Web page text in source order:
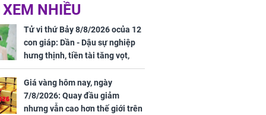
đường đi
khu công
Thần
bếp chill của nhà mới -
cạnh biệt thự bầu Hiển
NHIỀU
Tử vi thứ Bảy 8/8/2026 ocủa 12
con giáp: Dần - Dậu sự nghiệp
hưng thịnh, tiền tài tăng vọt,
Mão - Thân công việc bất trắc,
tiền mất tật mang
Giá vàng hôm nay, ngày
7/8/2026: Quay đầu giảm
nhưng vẫn cao hơn thế giới trên